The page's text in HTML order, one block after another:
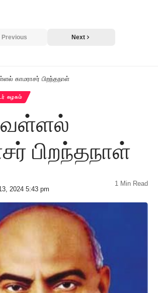
Previous Next
காமராசர் பிறந்தநாள்
கழகம்
வள்ளல்
பிறந்தநாள்
2024 5:43 pm
1 Min Read